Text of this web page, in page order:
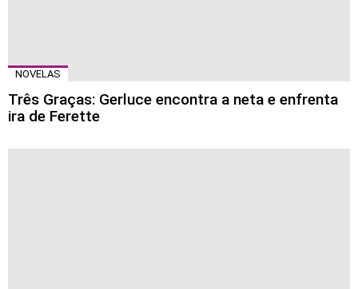
NOVELAS
Três Graças: Gerluce encontra a neta e enfrenta
ira de Ferette